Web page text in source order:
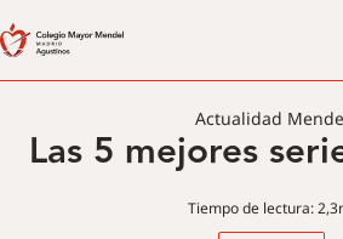
al
Actualidad
Las 5 mejores
Tiempo de lectura: